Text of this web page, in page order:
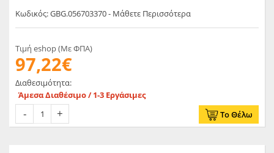
Κωδικός: GBG.056703370 - Μάθετε Περισσότερα
Τιμή eshop (Με ΦΠΑ)
97,22€
Διαθεσιμότητα:
Άμεσα Διαθέσιμο / 1-3 Εργάσιμες
Το Θέλω